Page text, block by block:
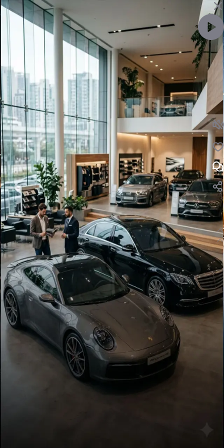
ویدئو را با صدا ببین
لایک
نظر
بازار خودرو ۵ خرداد ۱۴۰۵ | بازار خودرو ۵ خرداد ۱۴۰۵
نظرت رو بنویس ...